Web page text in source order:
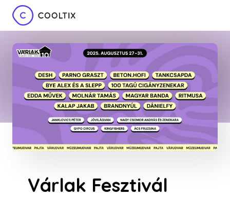
Várlak Fesztivál